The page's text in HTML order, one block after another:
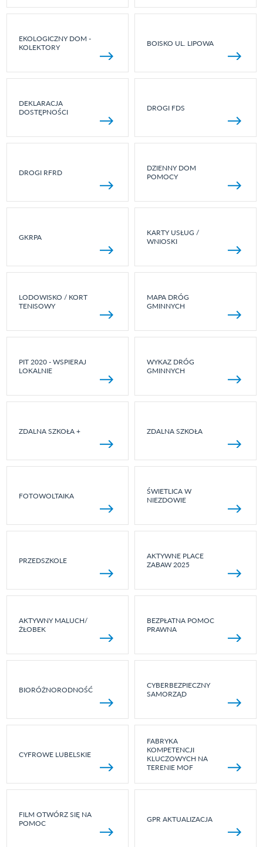
EKOLOGICZNY DOM -
KOLEKTORY
BOISKO UL. LIPOWA
DEKLARACJA
DOSTĘPNOŚCI
DROGI FDS
DROGI RFRD
DZIENNY DOM
POMOCY
GKRPA
KARTY USŁUG /
WNIOSKI
LODOWISKO / KORT
TENISOWY
MAPA DRÓG
GMINNYCH
PIT 2020 - WSPIERAJ
LOKALNIE
WYKAZ DRÓG
GMINNYCH
ZDALNA SZKOŁA + ZDALNA SZKOŁA
FOTOWOLTAIKA
ŚWIETLICA W
NIEZDOWIE
PRZEDSZKOLE
AKTYWNE PLACE
ZABAW 2025
AKTYWNY MALUCH/
ŻŁOBEK
BEZPŁATNA POMOC
PRAWNA
BIORÓŻNORODNOŚĆ
CYBERBEZPIECZNY
SAMORZĄD
CYFROWE LUBELSKIE
FABRYKA
KOMPETENCJI
KLUCZOWYCH NA
TERENIE MOF
FILM OTWÓRZ SIĘ NA
POMOC
GPR AKTUALIZACJA